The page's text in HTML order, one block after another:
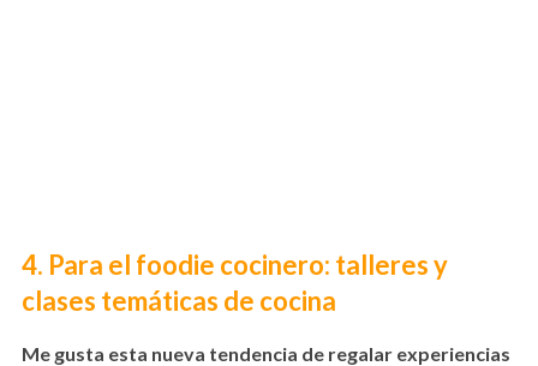
4. Para el foodie cocinero: talleres y
clases temáticas de cocina
Me gusta esta nueva tendencia de regalar experiencias